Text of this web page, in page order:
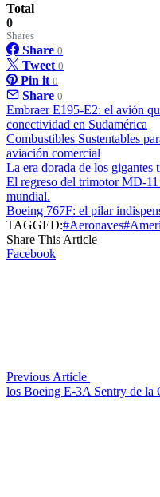
Total
0
Shares
Share 0
Tweet 0
Pin it 0
Share 0
Embraer E195-E2: el avión
conectividad en Sudamérica
Combustibles Sustentables
aviación comercial
La era dorada de los gigantes
El regreso del trimotor MD-
mundial.
Boeing 767F: el pilar
TAGGED:#Aeronaves
Share This Article
Facebook
Previous Article
los Boeing E-3A Sentry de la